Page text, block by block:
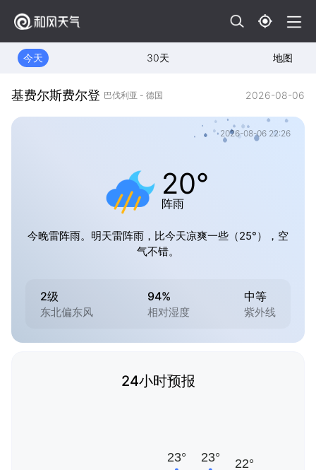
今天 30天 地图
基费尔斯费尔登 巴伐利亚 - 德国 2026-08-06
2026-08-06 22:26
20°
阵雨
今晚雷阵雨。明天雷阵雨，比今天凉爽一些（25°），空
气不错。
2级
东北偏东风
94%
相对湿度
中等
紫外线
24小时预报